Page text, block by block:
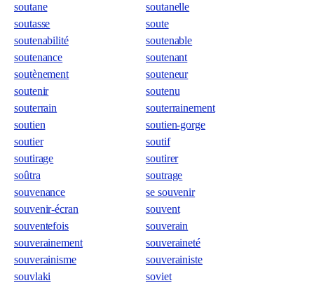
soutane
soutanelle
soutasse
soute
soutenabilité
soutenable
soutenance
soutenant
soutènement
souteneur
soutenir
soutenu
souterrain
souterrainement
soutien
soutien-gorge
soutier
soutif
soutirage
soutirer
soûtra
soutrage
souvenance
se souvenir
souvenir-écran
souvent
souventefois
souverain
souverainement
souveraineté
souverainisme
souverainiste
souvlaki
soviet